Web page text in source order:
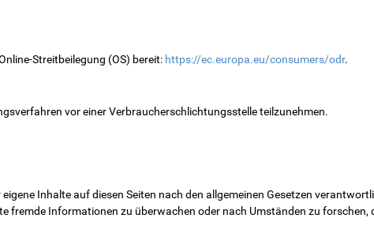
Streitbeilegung (OS) bereit: https://ec.europa.eu/consumers/odr.
vor einer Verbraucherschlichtungsstelle teilzunehmen.
Inhalte auf diesen Seiten nach den allgemeinen Gesetzen
fremde Informationen zu überwachen oder nach Umständen zu forschen,